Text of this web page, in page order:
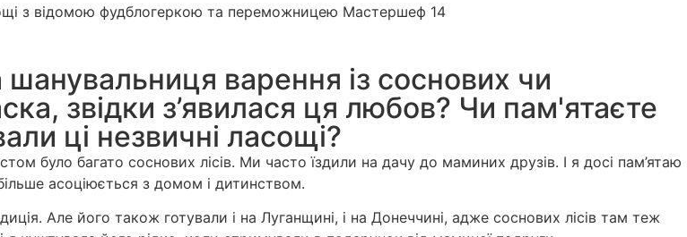
з відомою фудблогеркою та переможницею Мастершеф 14
варення із соснових чи
звідки з’явилася ця любов? Чи пам'ятаєте
ці незвичні ласощі?
було багато соснових лісів. Ми часто їздили на дачу до маминих друзів. І я досі пам’ятаю
асоціюється з домом і дитинством.
Але його також готували і на Луганщині, і на Донеччині, адже соснових лісів там теж